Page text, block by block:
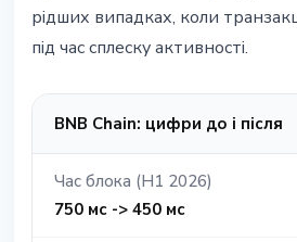
рідших випадках, коли
під час сплеску активності.
BNB Chain: цифри до і після
Час блока (H1 2026)
750 мс -> 450 мс